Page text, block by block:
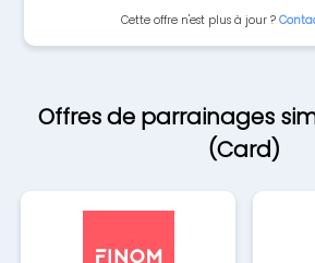
Cette offre n'est plus à jour ?
Offres de parrainages
(Card)